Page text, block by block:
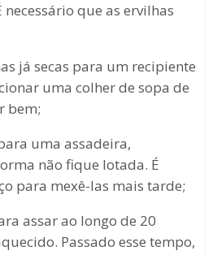
que as ervilhas
já secas para um recipiente
uma colher de sopa de
bem;
uma assadeira,
não fique lotada. É
para mexê-las mais tarde;
assar ao longo de 20
Passado esse tempo,